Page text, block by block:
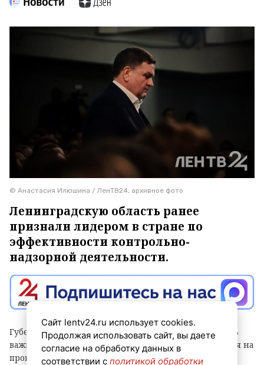
© Анастасия Илюшина / ЛенТВ24, архивное фото
Ленинградскую область ранее
признали лидером в стране по
эффективности контрольно-
надзорной деятельности.
Губернатор Александр Дрозденко заявил, что теперь
важно сохранить лидерство после отмены моратория на
проверки, а для этого контроль должен быть не
Сайт lentv24.ru использует cookies.
Продолжая использовать сайт, вы даете
согласие на обработку данных в
соответствии с политикой обработки